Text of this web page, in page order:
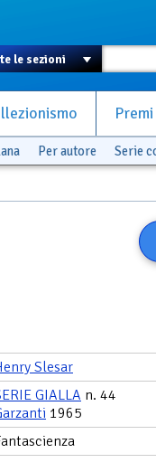
Premi
Per autore Serie
Slesar
GIALLA n. 44
1965